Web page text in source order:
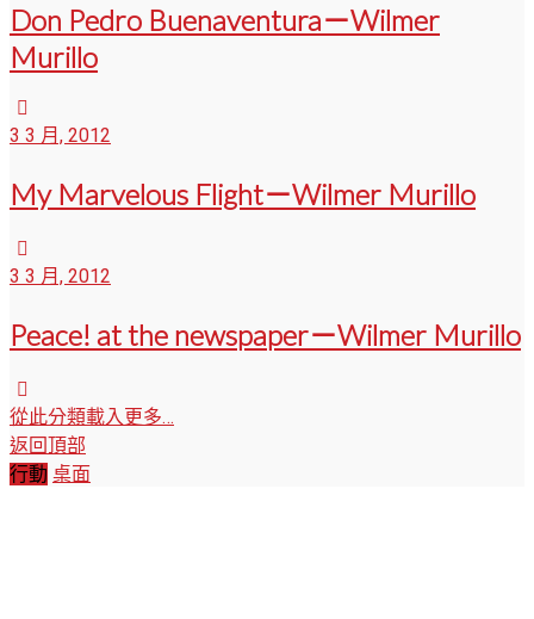
Don Pedro Buenaventura－Wilmer
Murillo
3 3 月, 2012
My Marvelous Flight－Wilmer Murillo
3 3 月, 2012
Peace! at the newspaper－Wilmer Murillo
從此分類載入更多…
返回頂部
行動 桌面